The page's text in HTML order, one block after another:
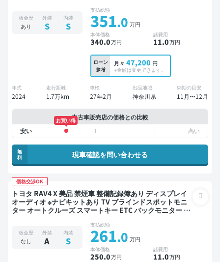
板金歴
あり
外装
S
内装
S
支払総額
351.0 万円
本体価格
340.0万円
諸費用
11.0万円
ローン
参考
月々 47,200 円
※金額は変更できます。
年式
2024
走行距離
1.7万km
車検
27年2月
出品地域
神奈川県
納期の目安
11月〜12月
中古車販売店の価格との比較
お買い得
無
料
現車確認を問い合わせる
価格交渉OK
トヨタ RAV4 X 美品 禁煙車 整備記録簿あり ディスプレイ
オーディオ ※ナビキットあり TV ブラインドスポットモニ
ター オートクルーズ スマートキー ETC バックモニター ド
板金歴
なし
外装
A
内装
S
支払総額
261.0 万円
本体価格
250.0万円
諸費用
11.0万円